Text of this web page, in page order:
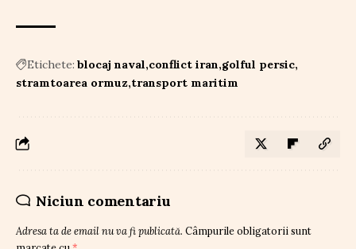
Etichete: blocaj naval conflict iran golful persic
stramtoarea ormuz transport maritim
Niciun comentariu
Adresa ta de email nu va fi publicată. Câmpurile obligatorii sunt